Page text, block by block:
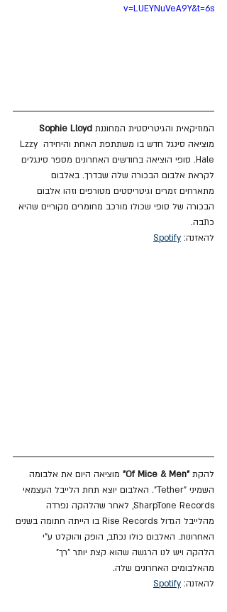
v=LUEYNuVeA9Y&t=6s
המוזיקאית והגיטריסטית המחוננת
מוציאה סינגל חדש בו משתתפת האחת והיחידה Lzzy
Hale. סופי הוציאה בחודשים האחרונים מספר סינגלים
לקראת אלבום הבכורה שלה שבדרך. באלבום
מתארחים זמרים וגיטריסטים מטורפים וזהו אלבום
הבכורה של סופי שכולו מורכב מחומרים מקוריים שהיא
כתבה.
להאזנה: Spotify
להקת "Of Mice & Men"
מוציאה היום את אלבומה
השמיני "Tether". האלבום יוצא תחת הלייבל העצמאי
SharpTone Records, לאחר שהלהקה נפרדה
מהלייבל הגדול Rise Records בו הייתה חתומה בשנים
האחרונות. האלבום כולו נכתב, הופק והוקלט ע"י
הלהקה ויש לנו הרגשה שהוא קצת יותר "רך"
מהאלבומים האחרונים שלה.
להאזנה: Spotify